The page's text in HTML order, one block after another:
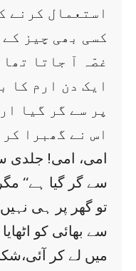
استعمال کرنے
کسی بھی چیز
غصّہ آ جاتا تھا
ایک دن ارم کا
پر سے گر گیا
اس نے گھبرا
سے گر گیا ہے‘‘
تو گھر پر ہی
سے بھائی کو
میں لے کر